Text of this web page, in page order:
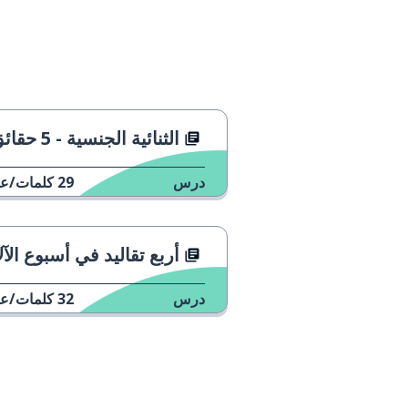
fue un robo كانت سرقة
fue un asesinato
la policía atrapó al asesino con
las manos en la masa
لقد قبضت
تلبس
الثنائية الجنسية - 5 حقائق أساسية
درس 29 كلمات/
أربع تقاليد في أسبوع الآلام في
درس 32كلمات/